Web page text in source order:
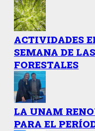
ACTIVIDADES
SEMANA DE
FORESTALES
LA UNAM
PARA EL